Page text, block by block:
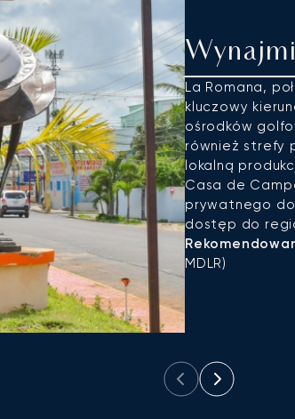
La Romana,
kluczowy
ośrodków
również strefy
lokalną
Casa de
prywatnego
dostęp do
MDLR)